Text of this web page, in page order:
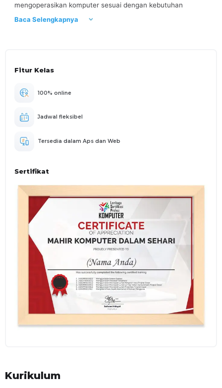
mengoperasikan komputer sesuai dengan kebutuhan
Industri? Nah, Lho! Mikir kan sekarang? Tuntutan
dengan SKKNI No.056 Tahun 2008 bidang pengoperasian
Baca Selengkapnya
Fitur Kelas
100% online
Jadwal fleksibel
Tersedia dalam Aps dan Web
Sertifikat
Kurikulum